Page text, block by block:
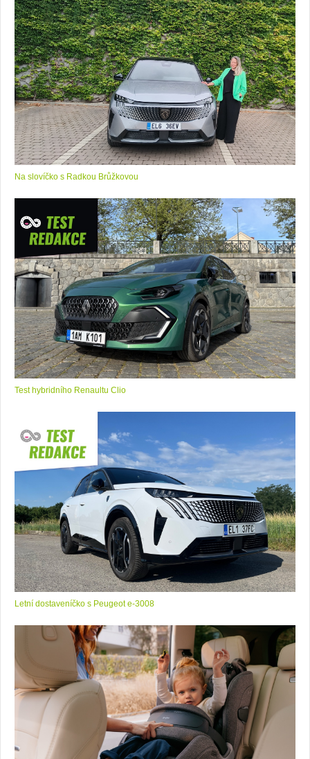
Na slovíčko s Radkou Brůžkovou
Test hybridního Renaultu Clio
Letní dostaveníčko s Peugeot e-3008